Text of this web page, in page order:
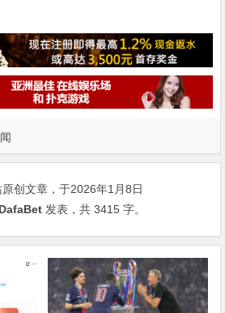
原创文章，于2026年1月8日
DafaBet 发表，共 3415 字。